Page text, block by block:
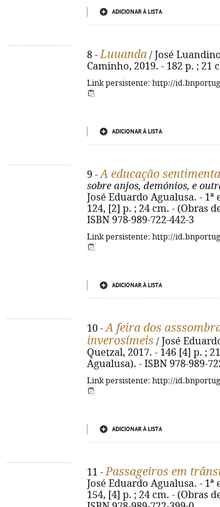
ADICIONAR À LISTA
8 -Luuanda / José
Caminho, 2019. - 182 p. ; 21
Link persistente: http://
ADICIONAR À LISTA
9 -A educação
sobre anjos, demónios, e
José Eduardo Agualusa. - 1ª
124, [2] p. ; 24 cm. - (Obras
ISBN 978-989-722-442-3
Link persistente: http://
ADICIONAR À LISTA
10 -A feira dos
inverosímeis / José
Quetzal, 2017. - 146 [4] p. ;
Agualusa). - ISBN 978-989-
Link persistente: http://
ADICIONAR À LISTA
11 -Passageiros em
José Eduardo Agualusa. - 1ª
154, [4] p. ; 24 cm. - (Obras